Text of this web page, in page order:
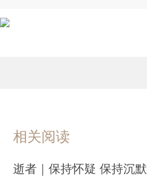
相关阅读
逝者｜保持怀疑 保持沉默